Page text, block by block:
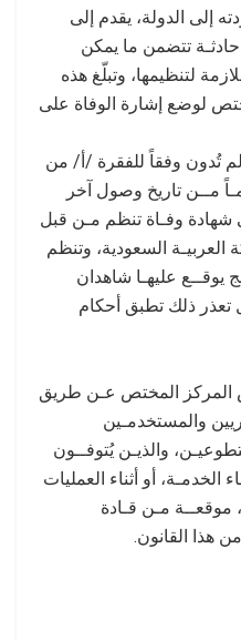
إلى الدولة، يقدم إلى
تتضمن ما يمكن
لتنظيمها، وتبلّغ هذه
لوضع إشارة الوفاة على
تُدون وفقاً للفقرة /أ/ من
مــن تاريخ وصول آخر
شهادة وفـاة تنظم مـن قبل
السعودية، وتنظم
يوقــع عليهـا شاهدان
تعذر ذلك تطبق أحكام
المركز المختص عـن طريق
والمستخدمـين
والذيـن يُتوفــون
الخدمـة، أو أثناء العمليات
موقعــة مـن قـادة